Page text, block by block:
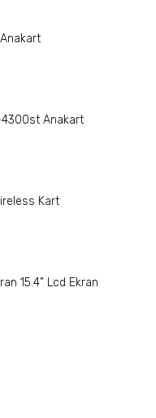
4300st Anakart
Kart
15.4” Lcd Ekran